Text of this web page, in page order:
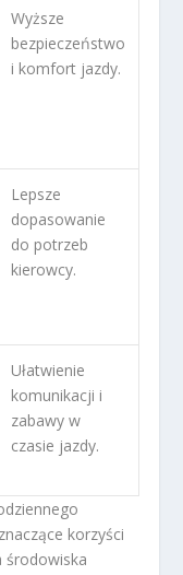
Wyższe
bezpieczeństwo
i komfort jazdy.
Lepsze
dopasowanie
do potrzeb
kierowcy.
Ułatwienie
komunikacji i
zabawy w
czasie jazdy.
korzyści
środowiska